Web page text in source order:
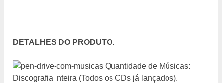
DETALHES DO PRODUTO:
Quantidade de Músicas:
Discografia Inteira (Todos os CDs já lançados).